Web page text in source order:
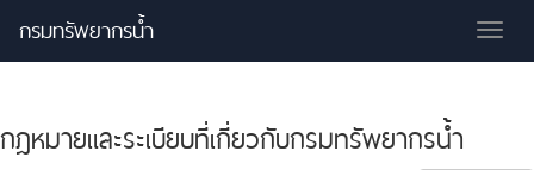
กรมทรัพยากรน้ำ
กฎหมายและระเบียบที่เกี่ยวกับกรมทรัพยากรน้ำ